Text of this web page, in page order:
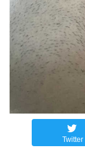
Twitter